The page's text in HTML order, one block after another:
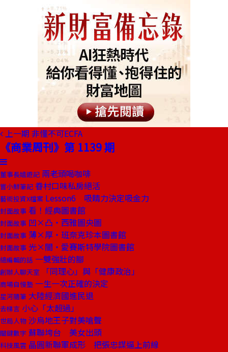
上一期 非懂不可ECFA
《商業周刊》第 1139 期
董事長嬉遊記 兩老頭喝咖啡
嘗小鮮筆記 眷村口味私房絕活
藝術投資X檔案 Lesson6 吸睛力決定吸金力
封面故事 看！經典圖書館
封面故事 凹×凸‧西雅圖央圖
封面故事 薄×厚‧班奈克珍本圖書館
封面故事 光×闇‧愛賽斯特學院圖書館
總編輯的話 一雙強壯的腳
創辦人聊天室 「同理心」與「健康政治」
商場自慢塾 一生一次正確的決定
星河隨筆 大陸經濟國進民退
去梯言 小心「太超過」
世局人物 沙烏地王子對美嗆聲
關鍵數字 蘇聯垮台 美女出頭
科技風雲 晶圓新聯軍成形 把張忠謀逼上前線